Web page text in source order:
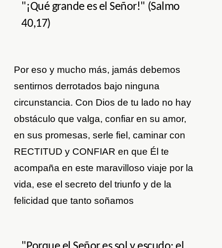
"¡Qué grande es el Señor!" (Salmo
40,17)
Por eso y mucho más, jamás debemos
sentirnos derrotados bajo ninguna
circunstancia. Con Dios de tu lado no hay
obstáculo que valga, confiar en su amor,
en sus promesas, serle fiel, caminar con
RECTITUD y CONFIAR en que Él te
acompaña en este maravilloso viaje por la
vida, ese el secreto del triunfo y de la
felicidad que tanto soñamos